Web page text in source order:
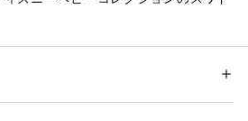
日の育児に欠かせないアイテムで